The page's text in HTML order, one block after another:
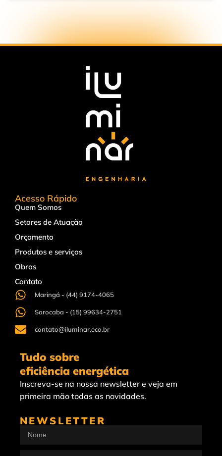
Acesso Rápido
Quem Somos
Setores de Atuação
Orçamento
Produtos e serviços
Obras
Contato
Maringá - (44) 9174-4065
Sorocaba - (15) 99634-2751
contato@iluminar.eco.br
Tudo sobre
eficiência energética
Inscreva-se na nossa newsletter e veja em
primeira mão todas as novidades.
NEWSLETTER